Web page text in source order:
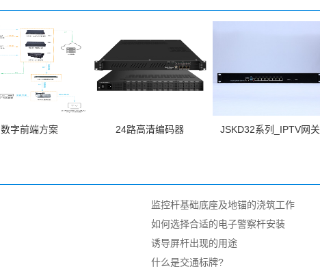
数字前端方案 24路高清编码器 JSKD32系列_IPTV网关
监控杆基础底座及地锚的浇筑工作
如何选择合适的电子警察杆安装
诱导屏杆出现的用途
什么是交通标牌?